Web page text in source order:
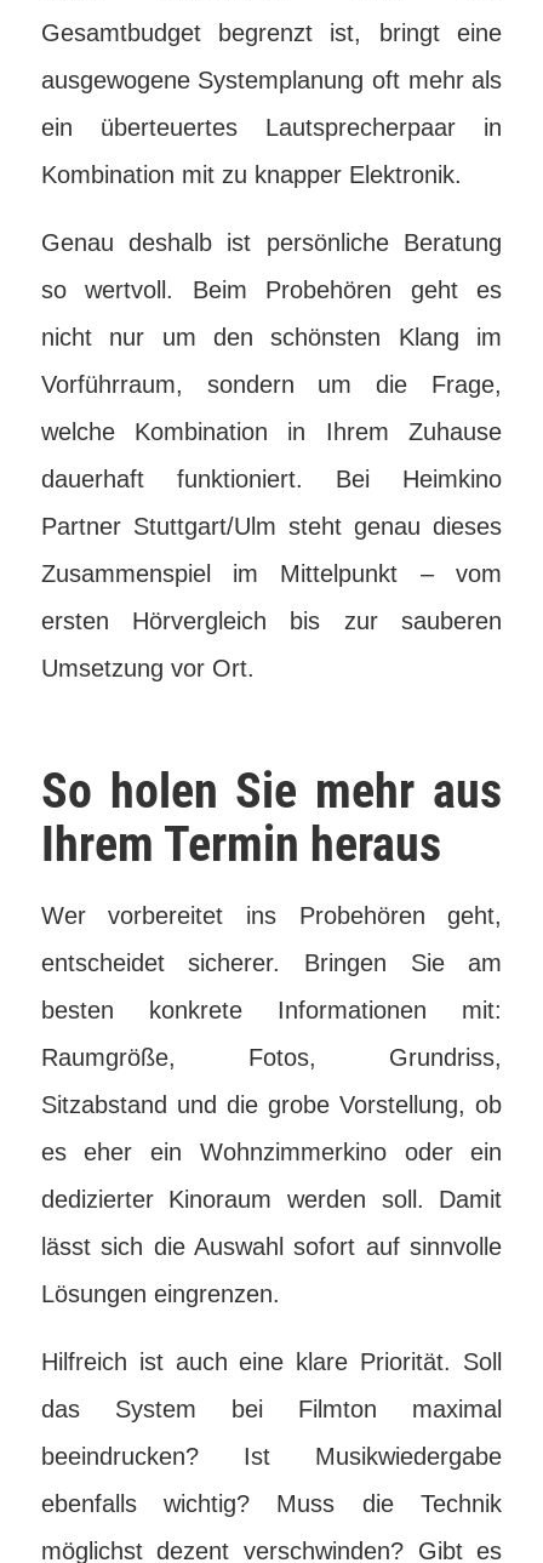
Gesamtbudget begrenzt ist, bringt eine
ausgewogene Systemplanung oft mehr als
ein überteuertes Lautsprecherpaar in
Kombination mit zu knapper Elektronik.
Genau deshalb ist persönliche Beratung
so wertvoll. Beim Probehören geht es
nicht nur um den schönsten Klang im
Vorführraum, sondern um die Frage,
welche Kombination in Ihrem Zuhause
dauerhaft funktioniert. Bei Heimkino
Partner Stuttgart/Ulm steht genau dieses
Zusammenspiel im Mittelpunkt – vom
ersten Hörvergleich bis zur sauberen
Umsetzung vor Ort.
So holen Sie mehr aus
Ihrem Termin heraus
Wer vorbereitet ins Probehören geht,
entscheidet sicherer. Bringen Sie am
besten konkrete Informationen mit:
Raumgröße, Fotos, Grundriss,
Sitzabstand und die grobe Vorstellung, ob
es eher ein Wohnzimmerkino oder ein
dedizierter Kinoraum werden soll. Damit
lässt sich die Auswahl sofort auf sinnvolle
Lösungen eingrenzen.
Hilfreich ist auch eine klare Priorität. Soll
das System bei Filmton maximal
beeindrucken? Ist Musikwiedergabe
ebenfalls wichtig? Muss die Technik
möglichst dezent verschwinden? Gibt es